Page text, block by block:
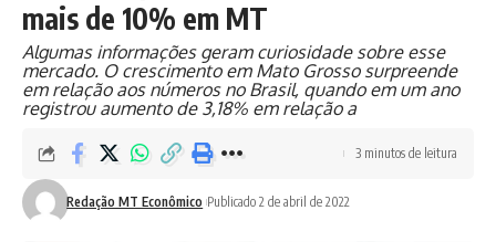
mais de 10% em MT
Algumas informações geram curiosidade sobre esse
mercado. O crescimento em Mato Grosso surpreende
em relação aos números no Brasil, quando em um ano
registrou aumento de 3,18% em relação a
Redação MT Econômico Publicado 2 de abril de 2022
3 minutos de leitura